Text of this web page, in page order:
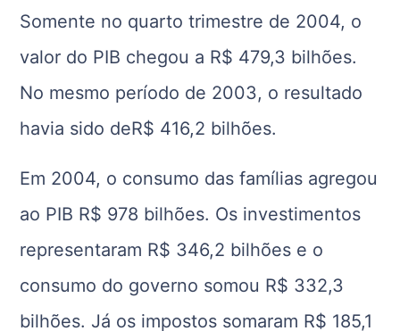
Somente no quarto trimestre de 2004, o
valor do PIB chegou a R$ 479,3 bilhões.
No mesmo período de 2003, o resultado
havia sido deR$ 416,2 bilhões.
Em 2004, o consumo das famílias agregou
ao PIB R$ 978 bilhões. Os investimentos
representaram R$ 346,2 bilhões e o
consumo do governo somou R$ 332,3
bilhões. Já os impostos somaram R$ 185,1